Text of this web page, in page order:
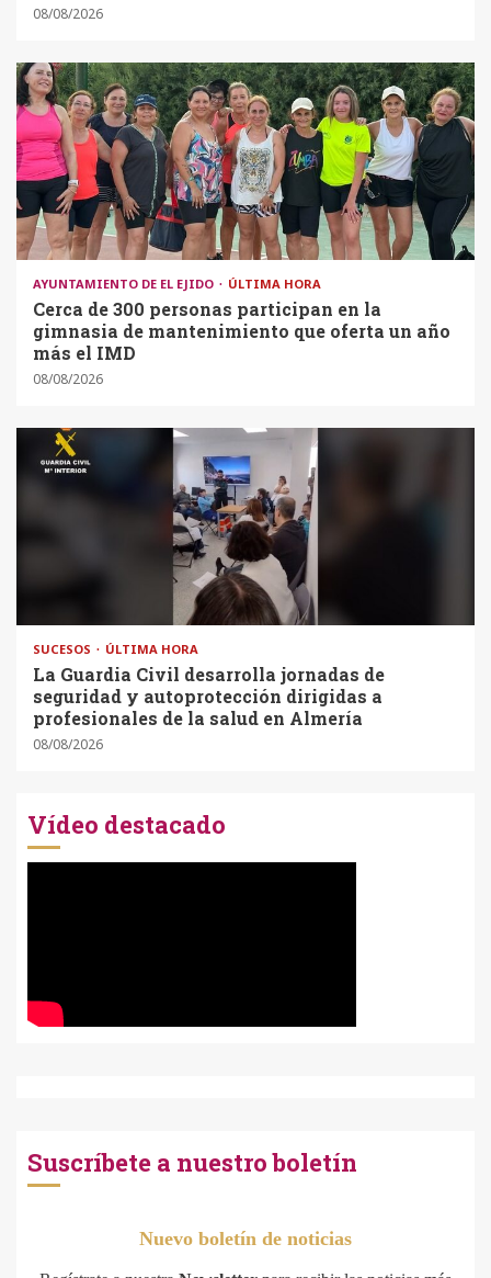
08/08/2026
AYUNTAMIENTO DE EL EJIDO ÚLTIMA HORA
Cerca de 300 personas participan en la
gimnasia de mantenimiento que oferta un año
más el IMD
08/08/2026
SUCESOS ÚLTIMA HORA
La Guardia Civil desarrolla jornadas de
seguridad y autoprotección dirigidas a
profesionales de la salud en Almería
08/08/2026
Vídeo destacado
Suscríbete a nuestro boletín
Nuevo boletín de noticias